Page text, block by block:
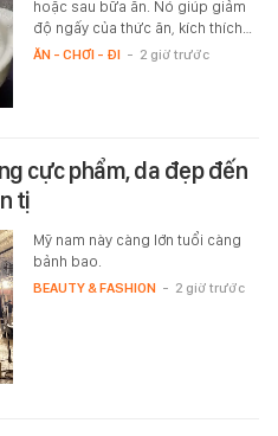
hoặc sau bữa ăn. Nó giúp giảm
độ ngấy của thức ăn, kích thích…
ĂN - CHƠI - ĐI - 2 giờ trước
cực phẩm, da đẹp đến
tị
Mỹ nam này càng lớn tuổi càng
bảnh bao.
BEAUTY & FASHION - 2 giờ trước